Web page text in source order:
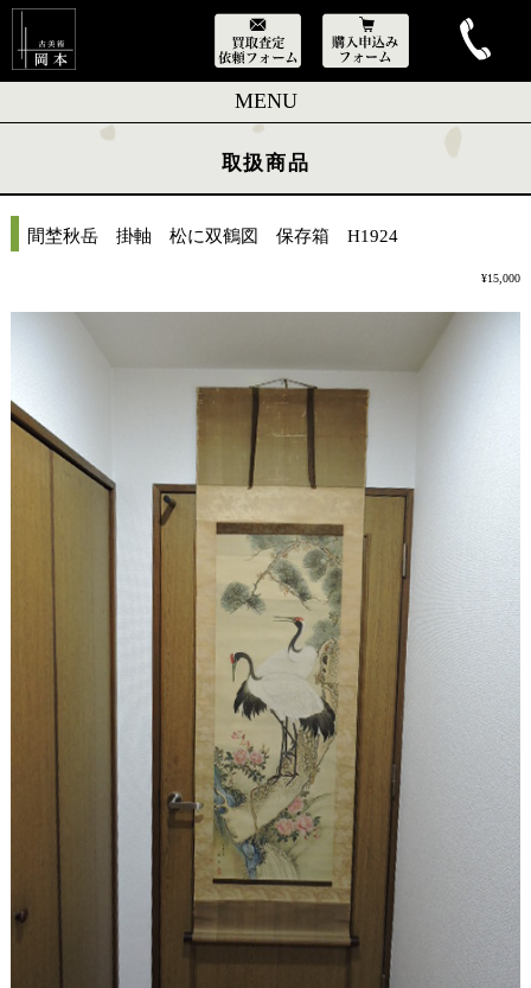
MENU
取扱商品
間埜秋岳 掛軸 松に双鶴図 保存箱 H1924
¥15,000